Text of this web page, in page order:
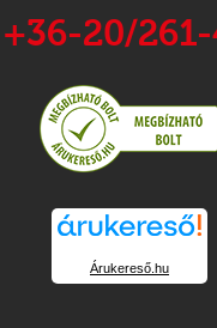
+36-20/
Árukereső.hu